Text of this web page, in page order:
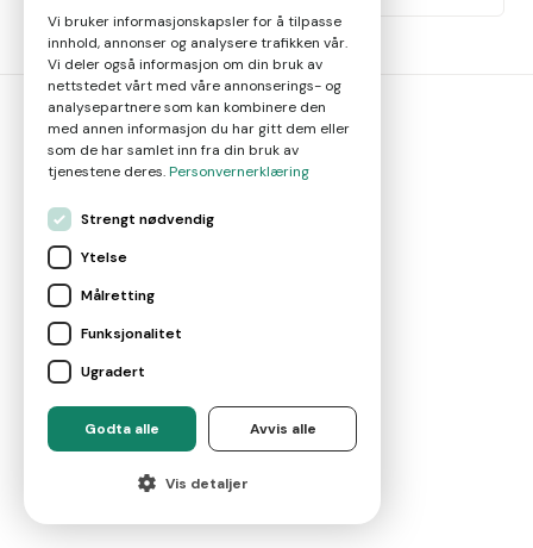
meglersmart
Gjør smarte meglervalg
Om oss
Vi bruker informasjonskapsler for å tilpasse
innhold, annonser og analysere trafikken vår.
Vi deler også informasjon om din bruk av
nettstedet vårt med våre annonserings- og
analysepartnere som kan kombinere den
med annen informasjon du har gitt dem eller
som de har samlet inn fra din bruk av
tjenestene deres.Personvernerklæring
Strengt nødvendig
Ytelse
Målretting
Funksjonalitet
Ugradert
Godta alle Avvis alle
Vis detaljer